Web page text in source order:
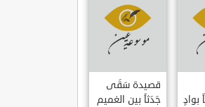
قصيدة سَقَى
جَدَثاً بين الغميم